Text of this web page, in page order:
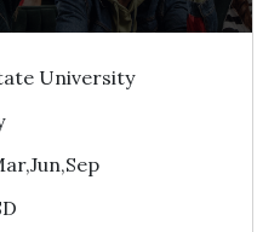
University